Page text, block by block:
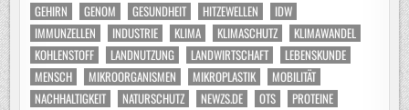
GEHIRN
GENOM GESUNDHEIT HITZEWELLEN
IDW
IMMUNZELLEN
INDUSTRIE KLIMA KLIMASCHUTZ
KLIMAWANDEL
KOHLENSTOFF
LANDNUTZUNG LANDWIRTSCHAFT
LEBENSKUNDE
MENSCH
MIKROORGANISMEN MIKROPLASTIK
MOBILITÄT
NACHHALTIGKEIT
NATURSCHUTZ NEWZS.DE OTS
PROTEINE